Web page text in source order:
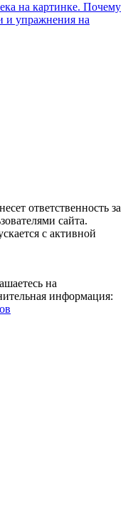
на картинке. Почему
и упражнения на
ответственность за
сайта.
с активной
на
информация: